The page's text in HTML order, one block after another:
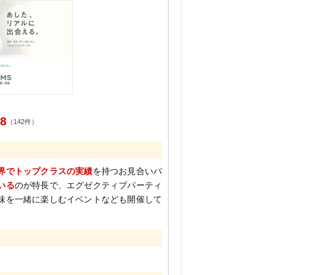
（142件）
でトップクラスの実績を持つお見合いパ
るのが特長で、エグゼクティブパーティ
を一緒に楽しむイベントなども開催して